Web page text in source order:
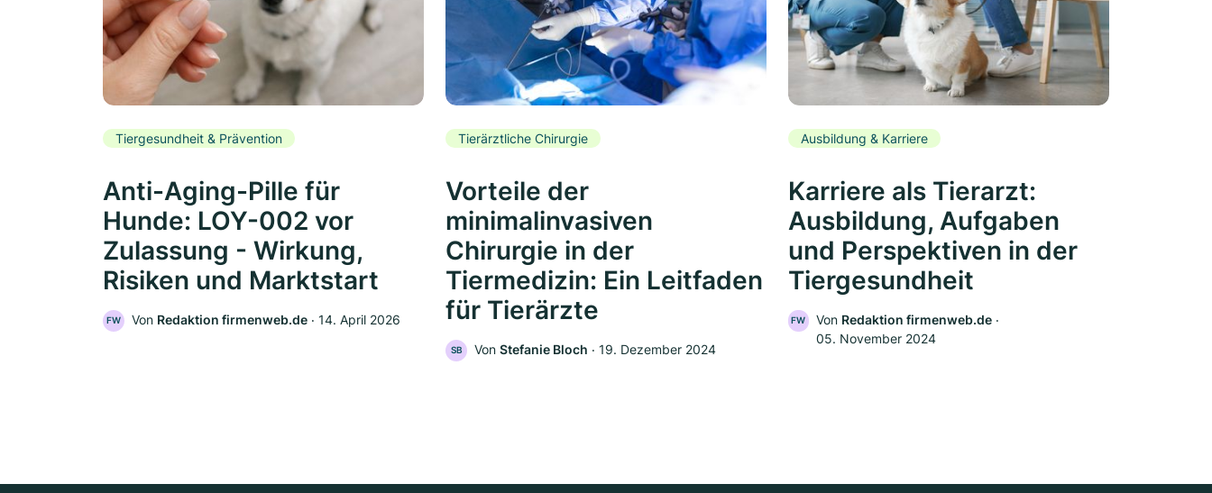
Tiergesundheit & Prävention
Anti-Aging-Pille für
Hunde: LOY-002 vor
Zulassung - Wirkung,
Risiken und Marktstart
FW Von Redaktion firmenweb.de ‧ 14. April 2026
Tierärztliche Chirurgie
Vorteile der
minimalinvasiven
Chirurgie in der
Tiermedizin: Ein Leitfaden
für Tierärzte
SB Von Stefanie Bloch ‧ 19. Dezember 2024
Ausbildung & Karriere
Karriere als Tierarzt:
Ausbildung, Aufgaben
und Perspektiven in der
Tiergesundheit
FW Von Redaktion firmenweb.de‧
05. November 2024